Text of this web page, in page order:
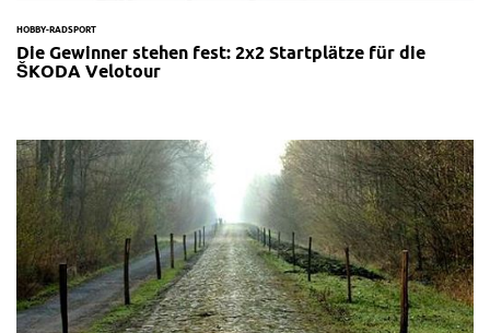
HOBBY-RADSPORT
Die Gewinner stehen fest: 2x2 Startplätze für die
ŠKODA Velotour